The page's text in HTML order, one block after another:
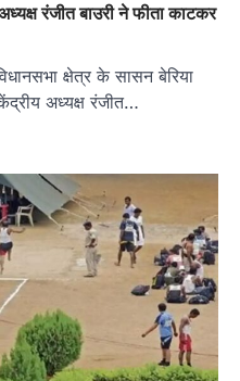
रंजीत बाउरी ने फीता काटकर
क्षेत्र के सासन बेरिया
केंद्रीय अध्यक्ष रंजीत…